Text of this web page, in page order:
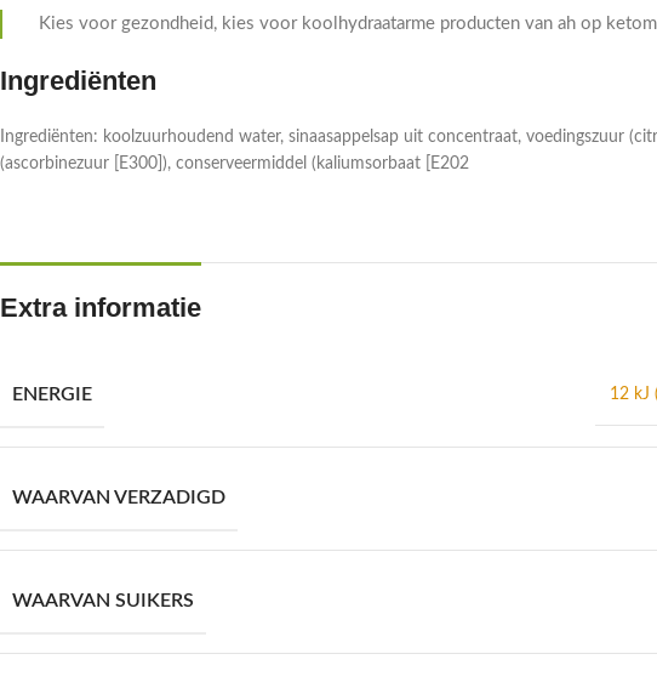
Kies voor gezondheid, kies voor koolhydraatarme producten van ah op
Ingrediënten
Ingrediënten: koolzuurhoudend water, sinaasappelsap uit concentraat, voedingszuur
(ascorbinezuur [E300]), conserveermiddel (kaliumsorbaat [E202
Extra informatie
ENERGIE 12 kJ
WAARVAN VERZADIGD
WAARVAN SUIKERS